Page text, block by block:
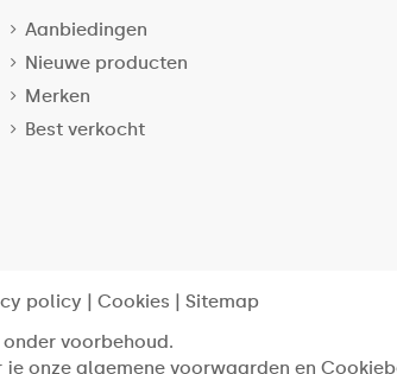
Aanbiedingen
Nieuwe producten
Merken
Best verkocht
policy Cookies
Sitemap
voorbehoud.
onze algemene voorwaarden en